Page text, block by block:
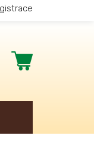
Nákupní